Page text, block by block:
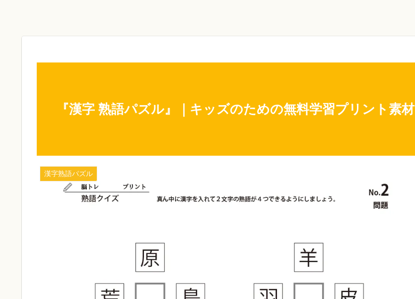
『漢字 熟語パズル』｜キッズのための無料学習プリント素材
漢字熟語パズル